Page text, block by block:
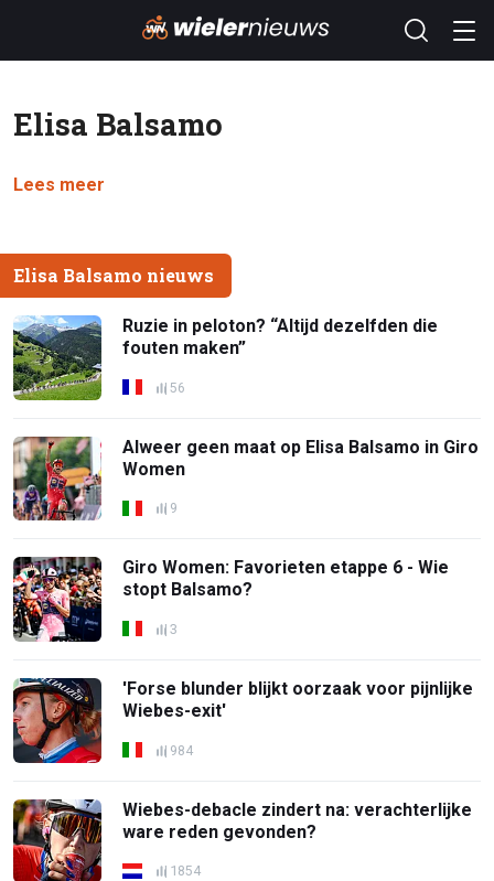
Elisa Balsamo
Lees meer
Elisa Balsamo nieuws
Ruzie in peloton? “Altijd dezelfden die
fouten maken”
56
Alweer geen maat op Elisa Balsamo in Giro
Women
9
Giro Women: Favorieten etappe 6 - Wie
stopt Balsamo?
3
'Forse blunder blijkt oorzaak voor pijnlijke
Wiebes-exit'
984
Wiebes-debacle zindert na: verachterlijke
ware reden gevonden?
1854